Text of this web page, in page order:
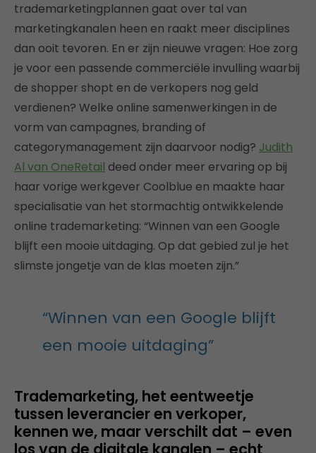
trademarketingplannen gaat over tal van
marketingkanalen heen en raakt meer disciplines
dan ooit tevoren. En er zijn nieuwe vragen: Hoe zorg
je voor een passende commerciële invulling waarbij
de shopper shopt en de verkopers nog geld
verdienen? Welke online samenwerkingen in de
vorm van campagnes, branding of
categorymanagement zijn daarvoor nodig? Judith
Al van OneRetail deed onder meer ervaring op bij
haar vorige werkgever Coolblue en maakte haar
specialisatie van het stormachtig ontwikkelende
online trademarketing: “Winnen van een Google
blijft een mooie uitdaging. Op dat gebied zul je het
slimste jongetje van de klas moeten zijn.”
“Winnen van een Google blijft
een mooie uitdaging”
Trademarketing, het eentweetje
tussen leverancier en verkoper,
kennen we, maar verschilt dat – even